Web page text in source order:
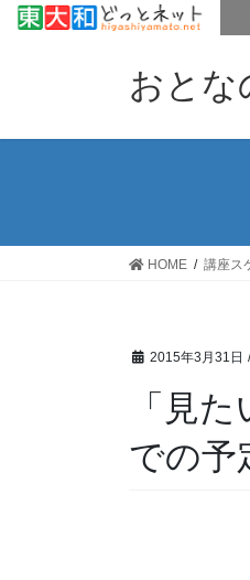
おとな
HOME 講座ス
2015年3月31日
「見
での予